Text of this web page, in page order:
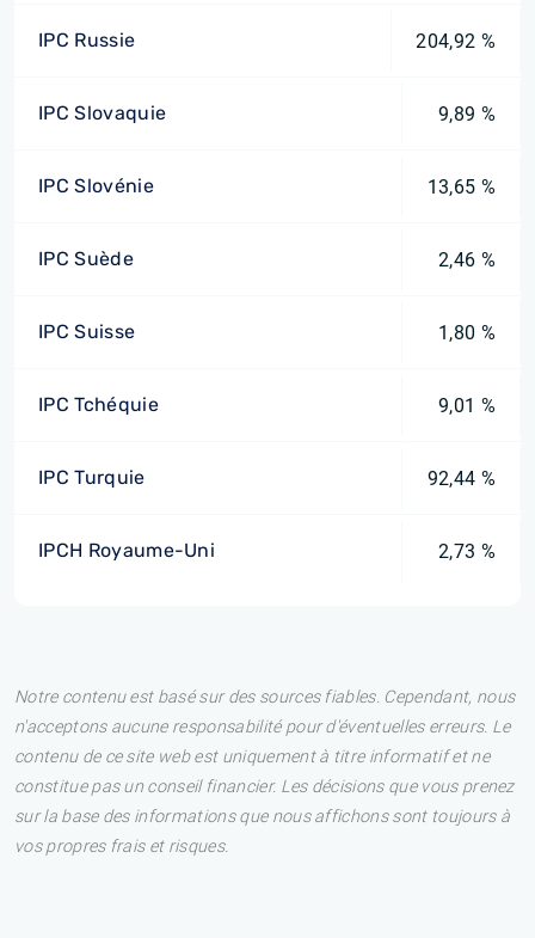
IPC Russie 204,92 %
IPC Slovaquie 9,89 %
IPC Slovénie 13,65 %
IPC Suède 2,46 %
IPC Suisse 1,80 %
IPC Tchéquie 9,01 %
IPC Turquie 92,44 %
IPCH Royaume-Uni 2,73 %
Notre contenu est basé sur des sources fiables. Cependant, nous
n'acceptons aucune responsabilité pour d'éventuelles erreurs. Le
contenu de ce site web est uniquement à titre informatif et ne
constitue pas un conseil financier. Les décisions que vous prenez
sur la base des informations que nous affichons sont toujours à
vos propres frais et risques.